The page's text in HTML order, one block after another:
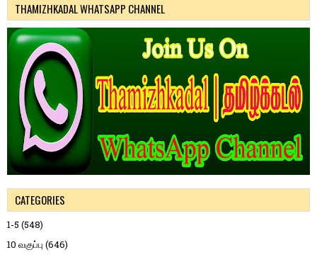
THAMIZHKADAL WHATSAPP CHANNEL
CATEGORIES
1-5 (548)
10 வகுப்பு (646)